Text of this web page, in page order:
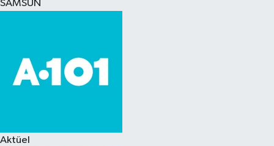
SAMSUN
Aktüel